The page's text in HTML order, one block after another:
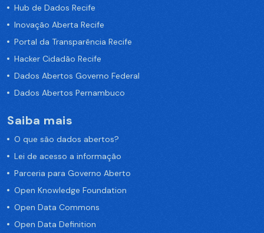
Hub de Dados Recife
Inovação Aberta Recife
Portal da Transparência Recife
Hacker Cidadão Recife
Dados Abertos Governo Federal
Dados Abertos Pernambuco
Saiba mais
O que são dados abertos?
Lei de acesso a informação
Parceria para Governo Aberto
Open Knowledge Foundation
Open Data Commons
Open Data Definition